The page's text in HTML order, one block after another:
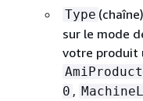
Type
sur le mode
votre produit
0 ,